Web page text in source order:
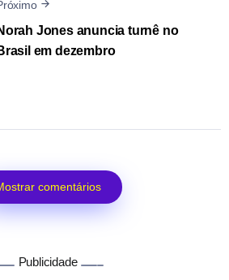
Jones anuncia turnê no
em dezembro
comentários
Publicidade